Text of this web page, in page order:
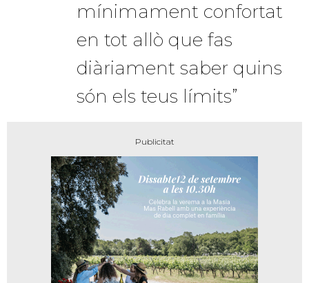
mínimament confortat
en tot allò que fas
diàriament saber quins
són els teus límits”